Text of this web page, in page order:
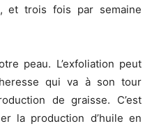
et trois fois par semaine
peau. L’exfoliation peut
qui va à son tour
de graisse. C’est
la production d’huile en